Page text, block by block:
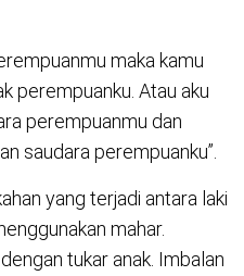
maka kamu
perempuanku. Atau aku
perempuanmu dan
saudara perempuanku”.
yang terjadi antara laki
mahar.
tukar anak. Imbalan